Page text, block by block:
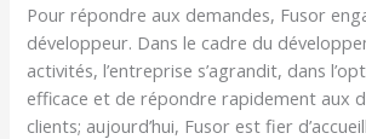
Pour répondre aux demandes, Fusor
développeur. Dans le cadre du
activités, l’entreprise s’agrandit, dans
efficace et de répondre rapidement aux
clients; aujourd’hui, Fusor est fier